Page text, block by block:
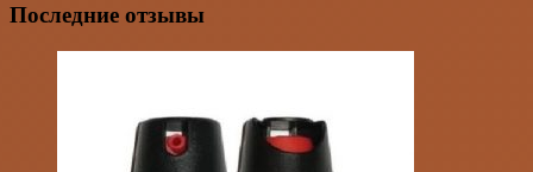
Последние отзывы